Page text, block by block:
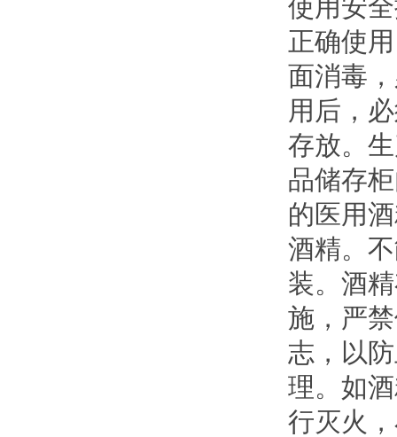
使用安
正确使
面消毒
用后，
存放。
品储存
的医用
酒精。
装。酒
施，严
志，以
理。如
行灭火